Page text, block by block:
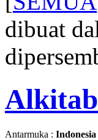
dibuat
Antarmuka : Indonesia